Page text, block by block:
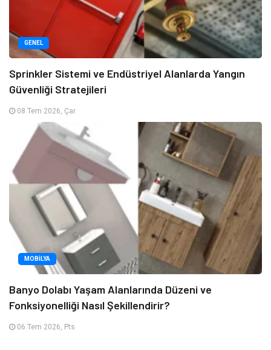
GENEL
Sprinkler Sistemi ve Endüstriyel Alanlarda Yangın
Güvenliği Stratejileri
08 Tem 2026, Çar
MOBILYA
Banyo Dolabı Yaşam Alanlarında Düzeni ve
Fonksiyonelliği Nasıl Şekillendirir?
06 Tem 2026, Pts